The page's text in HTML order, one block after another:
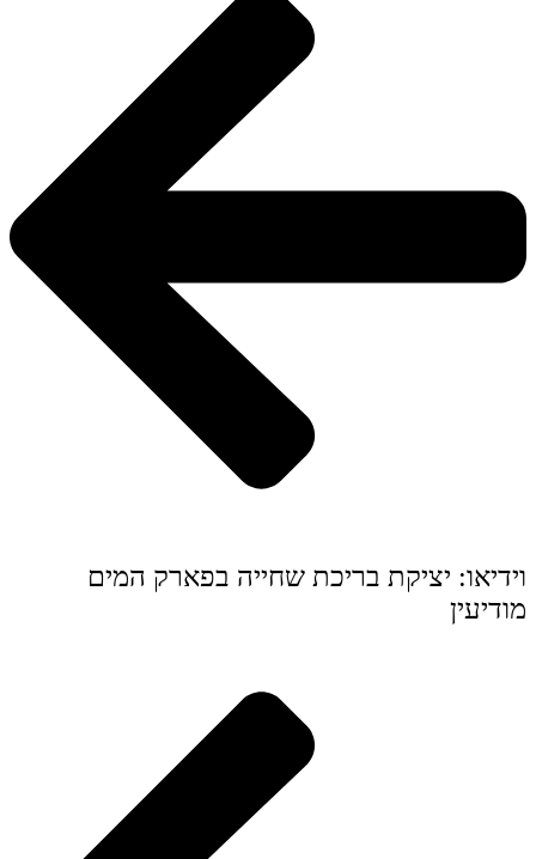
וידיאו: יציקת בריכת שחייה בפארק המים
מודיעין